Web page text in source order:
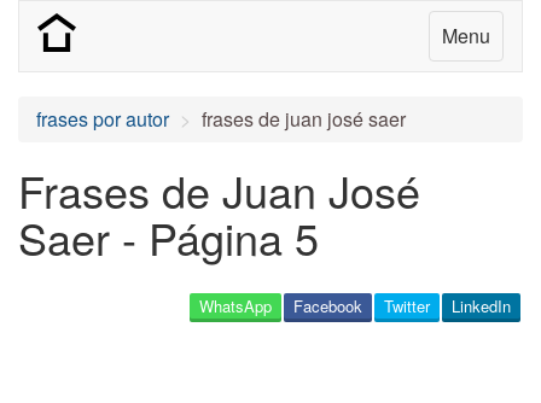
Menu
frases por autor frases de juan josé saer
Frases de Juan José
Saer - Página 5
LinkedIn
Twitter
Facebook
WhatsApp